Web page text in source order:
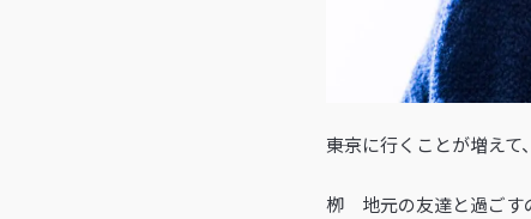
――東京に行くことが増え
栁 地元の友達と過ごす